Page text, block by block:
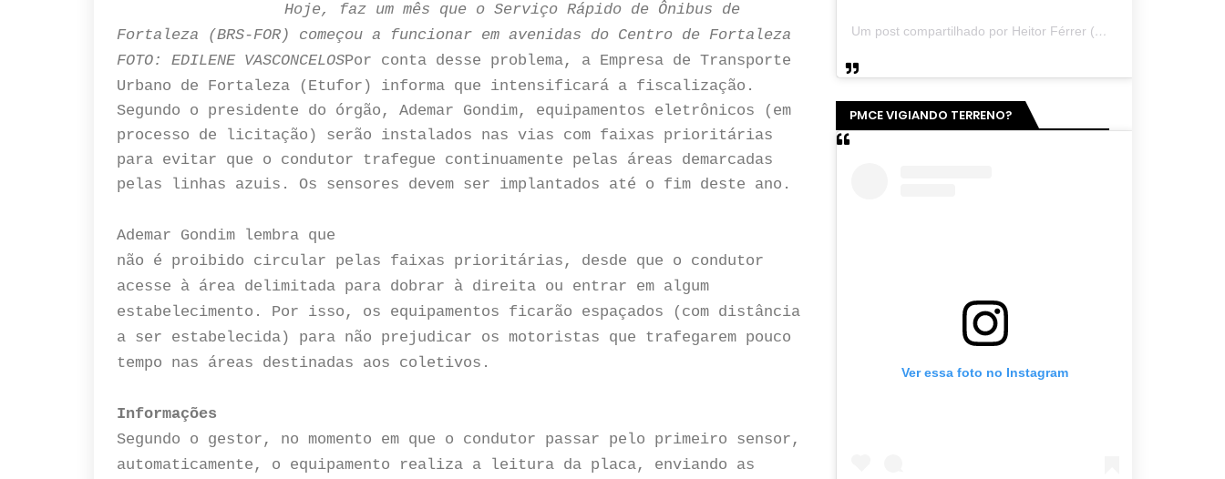
Hoje, faz um mês que o Serviço Rápido de Ônibus de
Fortaleza (BRS-FOR) começou a funcionar em avenidas do Centro de Fortaleza
FOTO: EDILENE VASCONCELOSPor conta desse problema, a Empresa de Transporte
Urbano de Fortaleza (Etufor) informa que intensificará a fiscalização.
Segundo o presidente do órgão, Ademar Gondim, equipamentos eletrônicos (em
processo de licitação) serão instalados nas vias com faixas prioritárias
para evitar que o condutor trafegue continuamente pelas áreas demarcadas
pelas linhas azuis. Os sensores devem ser implantados até o fim deste ano.
Ademar Gondim lembra que
não é proibido circular pelas faixas prioritárias, desde que o condutor
acesse à área delimitada para dobrar à direita ou entrar em algum
estabelecimento. Por isso, os equipamentos ficarão espaçados (com distância
a ser estabelecida) para não prejudicar os motoristas que trafegarem pouco
tempo nas áreas destinadas aos coletivos.
Informações
Segundo o gestor, no momento em que o condutor passar pelo primeiro sensor,
automaticamente, o equipamento realiza a leitura da placa, enviando as
Um post compartilhado por Heitor Férrer (@heitor_ferrer77)
PMCE VIGIANDO TERRENO?
Ver essa foto no Instagram